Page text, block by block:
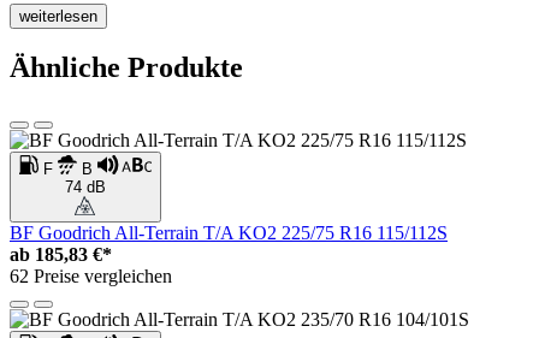
weiterlesen
Ähnliche Produkte
F
B
74 dB
BF Goodrich All-Terrain T/A KO2 225/75 R16 115/112S
ab 185,83 €*
62 Preise vergleichen